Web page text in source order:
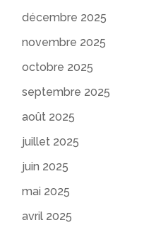
décembre 2025
novembre 2025
octobre 2025
septembre 2025
août 2025
juillet 2025
juin 2025
mai 2025
avril 2025